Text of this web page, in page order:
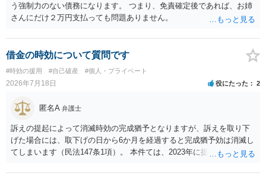
う強制力のない債務になります。 つまり、免責確定後であれば、お姉
さんにだけ２万円支払っても問題ありません。
借金の時効について質問です
#時効の援用 #自己破産 #個人・プライベート
2026年7月18日 役にたった 2
匿名A 弁護士
訴えの提起によって消滅時効の完成猶予となりますが、訴えを取り下
げた場合には、取下げの日から6か月を経過すると完成猶予効は消滅し
てしまいます（民法147条1項）。 本件ては、2023年に提訴された債権
権者については取下げ日から6か月以内に再提訴しなければやはり時効